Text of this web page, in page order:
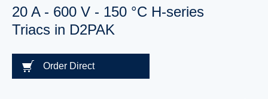
20 A - 600 V - 150 °C H-series
Triacs in D2PAK
Order Direct